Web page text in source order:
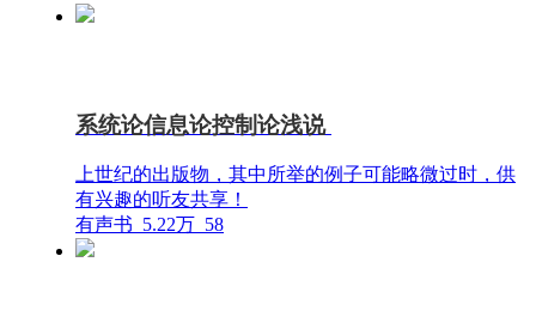
系统论信息论控制论浅说
上世纪的出版物，其中所举的例子可能略微过时，供
有兴趣的听友共享！
有声书 5.22万 58